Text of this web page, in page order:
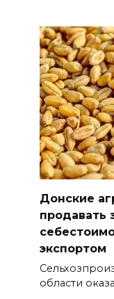
Донские
продавать
экспортом
области